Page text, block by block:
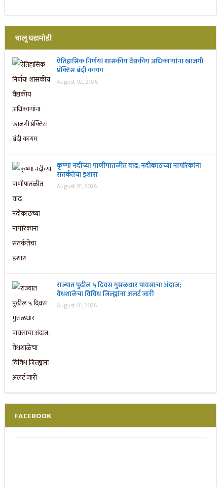
चालू घडामोडी
ऐतिहासिक निर्णय! शासकीय वैद्यकीय अधिकाऱ्यांना खाजगी
प्रॅक्टिस बंदी कायम
August 02, 2026
कृष्णा नदीच्या पाणीपातळीत वाढ; नदीकाठच्या नागरिकांना
सतर्कतेचा इशारा
August 01, 2026
राज्यात पुढील ५ दिवस मुसळधार पावसाचा अंदाज;
वेधशाळेचा विविध जिल्ह्यांना अलर्ट जारी
August 01, 2026
FACEBOOK